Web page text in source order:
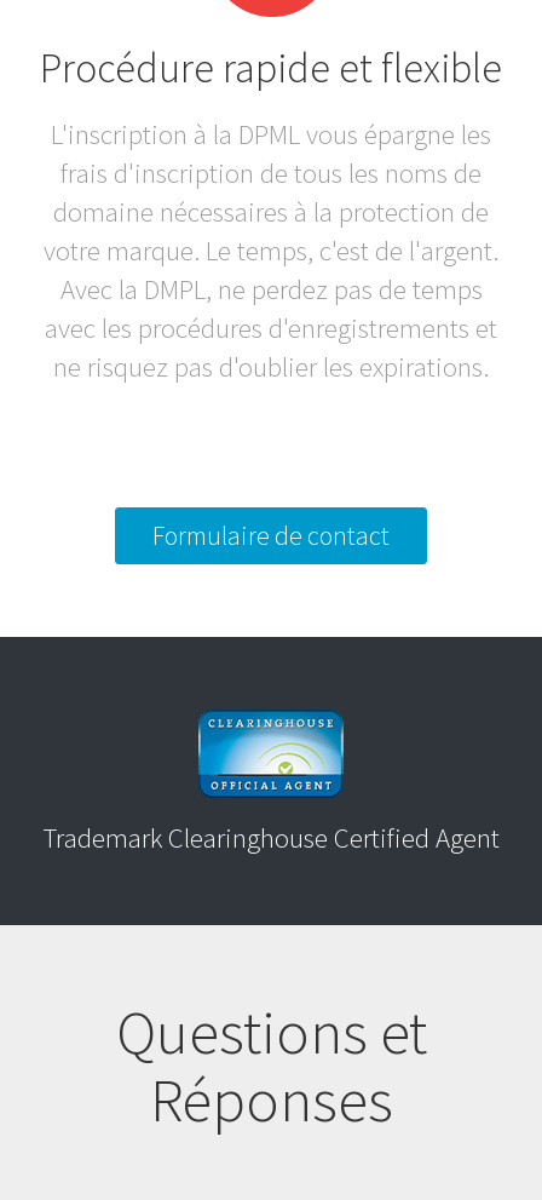
Procédure rapide et flexible
L'inscription à la DPML vous épargne les
frais d'inscription de tous les noms de
domaine nécessaires à la protection de
votre marque. Le temps, c'est de l'argent.
Avec la DMPL, ne perdez pas de temps
avec les procédures d'enregistrements et
ne risquez pas d'oublier les expirations.
Formulaire de contact
Trademark Clearinghouse Certified Agent
Questions et
Réponses